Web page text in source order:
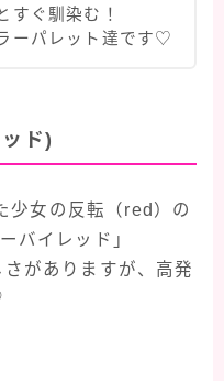
すぐ馴染む！
ーパレット達です♡
ド)
少女の反転（red）の
バイレッド」
がありますが、高発